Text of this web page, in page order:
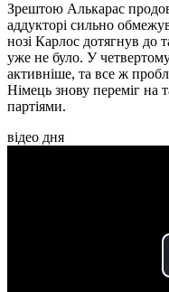
Зрештою Алькарас
аддукторі сильно
нозі Карлос дотягнув до
уже не було. У
активніше, та все ж
Німець знову переміг на
партіями.
відео дня